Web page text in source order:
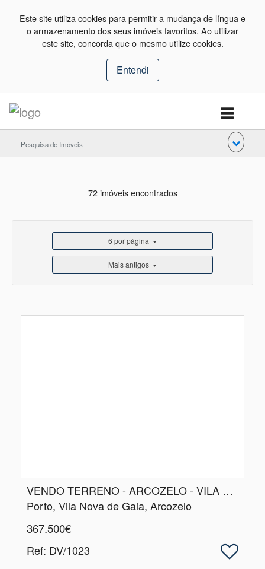
Este site utiliza cookies para permitir a mudança de língua e
o armazenamento dos seus imóveis favoritos. Ao utilizar
este site, concorda que o mesmo utilize cookies.
Entendi
Pesquisa de Imóveis
72 imóveis encontrados
6 por página
Mais antigos
VENDO TERRENO - ARCOZELO - VILA NOVA GAIA
Porto, Vila Nova de Gaia, Arcozelo
367.500€
Ref: DV/1023